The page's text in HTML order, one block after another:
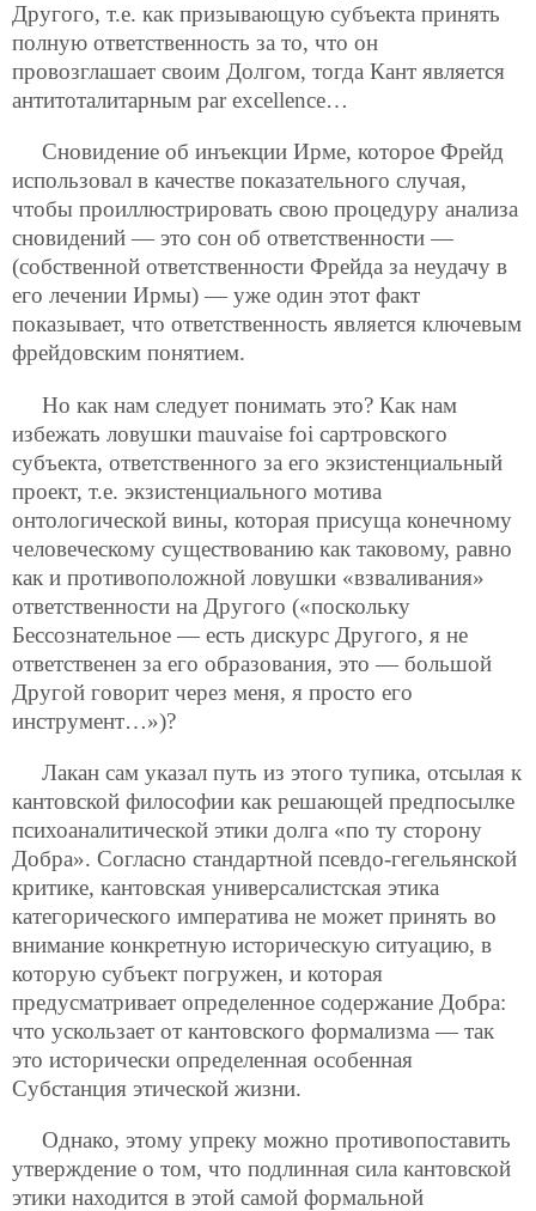
Другого, т.е. как призывающую субъекта принять
полную ответственность за то, что он
провозглашает своим Долгом, тогда Кант является
антитоталитарным par excellence…
Сновидение об инъекции Ирме, которое Фрейд
использовал в качестве показательного случая,
чтобы проиллюстрировать свою процедуру анализа
сновидений — это сон об ответственности —
(собственной ответственности Фрейда за неудачу в
его лечении Ирмы) — уже один этот факт
показывает, что ответственность является ключевым
фрейдовским понятием.
Но как нам следует понимать это? Как нам
избежать ловушки mauvaise foi сартровского
субъекта, ответственного за его экзистенциальный
проект, т.е. экзистенциального мотива
онтологической вины, которая присуща конечному
человеческому существованию как таковому, равно
как и противоположной ловушки «взваливания»
ответственности на Другого («поскольку
Бессознательное — есть дискурс Другого, я не
ответственен за его образования, это — большой
Другой говорит через меня, я просто его
инструмент…»)?
Лакан сам указал путь из этого тупика, отсылая к
кантовской философии как решающей предпосылке
психоаналитической этики долга «по ту сторону
Добра». Согласно стандартной псевдо-гегельянской
критике, кантовская универсалистская этика
категорического императива не может принять во
внимание конкретную историческую ситуацию, в
которую субъект погружен, и которая
предусматривает определенное содержание Добра:
что ускользает от кантовского формализма — так
это исторически определенная особенная
Субстанция этической жизни.
Однако, этому упреку можно противопоставить
утверждение о том, что подлинная сила кантовской
этики находится в этой самой формальной